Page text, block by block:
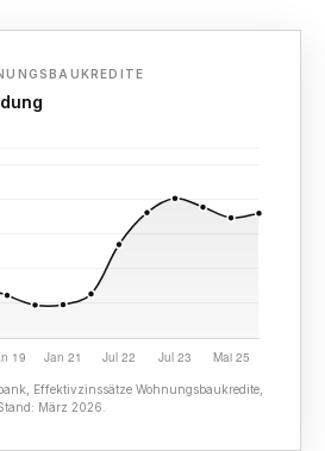
Effektivzinssätze Wohnungsbaukredite,
März 2026.